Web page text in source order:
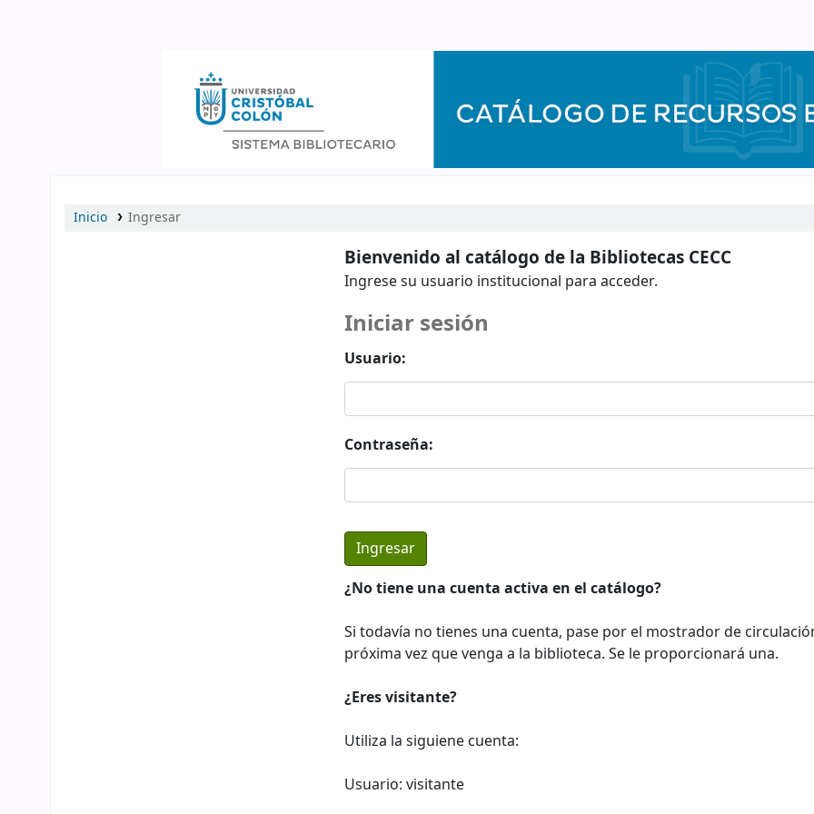
Inicio Ingresar
Bienvenido al catálogo de la Bibliotecas CECC
Ingrese su usuario institucional para acceder.
Iniciar sesión
Usuario:
Contraseña:
¿No tiene una cuenta activa en el catálogo?
Si todavía no tienes una cuenta, pase por el mostrador de
próxima vez que venga a la biblioteca. Se le proporcionará una.
¿Eres visitante?
Utiliza la siguiene cuenta:
Usuario: visitante